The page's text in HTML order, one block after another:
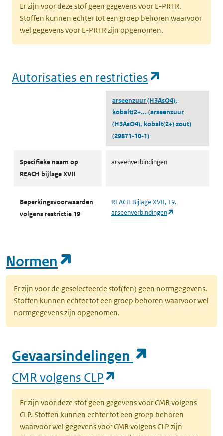
Er zijn voor deze stof geen gegevens voor E-PRTR.
Stoffen kunnen echter tot een groep behoren waarvoor
wel gegevens voor E-PRTR zijn opgenomen.
Autorisaties en restricties
arseenzuur (H3AsO4),
kobalt(2+... (arseenzuur
(H3AsO4), kobalt(2+) zout)
(29871-10-1)
Specifieke naam op
REACH bijlage XVII
arseenverbindingen
Beperkingsvoorwaarden
volgens restrictie 19
REACH Bijlage XVII, 19.
arseenverbindingen
Normen
Er zijn voor de geselecteerde stof(fen) geen normgegevens.
Stoffen kunnen echter tot een groep behoren waarvoor wel
normgegevens zijn opgenomen.
Gevaarsindelingen
CMR volgens CLP
Er zijn voor deze stof geen gegevens voor CMR volgens
CLP. Stoffen kunnen echter tot een groep behoren
waarvoor wel gegevens voor CMR volgens CLP zijn